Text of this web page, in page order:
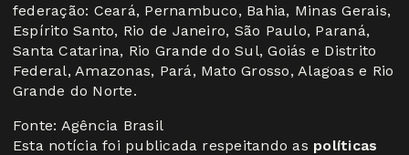
federação: Ceará, Pernambuco, Bahia, Minas Gerais,
Espírito Santo, Rio de Janeiro, São Paulo, Paraná,
Santa Catarina, Rio Grande do Sul, Goiás e Distrito
Federal, Amazonas, Pará, Mato Grosso, Alagoas e Rio
Grande do Norte.
Fonte: Agência Brasil
Esta notícia foi publicada respeitando as políticas